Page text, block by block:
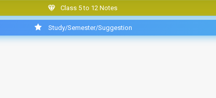
Class 5 to 12 Notes
Study/Semester/Suggestion